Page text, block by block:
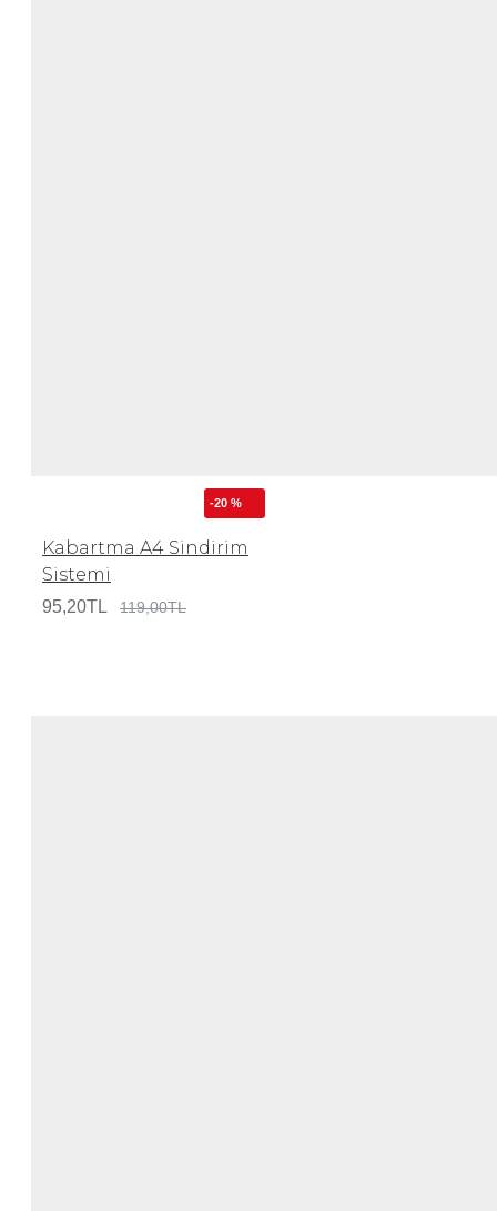
-20 %
Kabartma A4 Sindirim
Sistemi
95,20TL 119,00TL